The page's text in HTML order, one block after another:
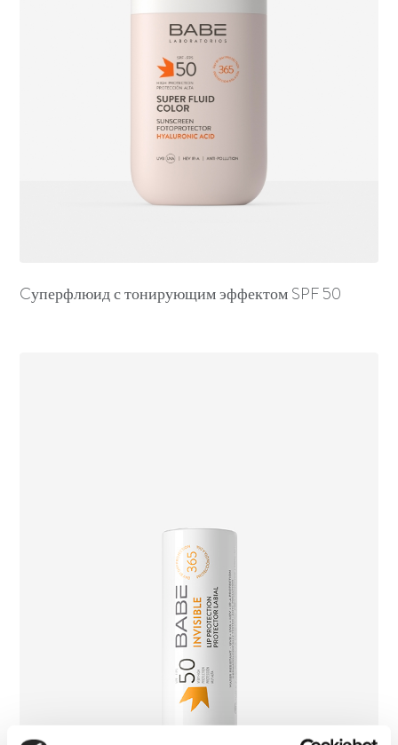
Cуперфлюид с тонирующим эффектом SPF 50